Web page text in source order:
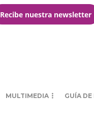
Recibe nuestra newsletter
MULTIMEDIA GUÍA DE